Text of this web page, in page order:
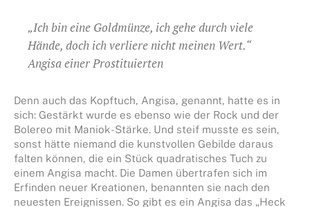
„Ich bin eine Goldmünze, ich gehe durch viele
Hände, doch ich verliere nicht meinen Wert.“
Angisa einer Prostituierten
Denn auch das Kopftuch, Angisa, genannt, hatte es in
sich: Gestärkt wurde es ebenso wie der Rock und der
Bolereo mit Maniok-Stärke. Und steif musste es sein,
sonst hätte niemand die kunstvollen Gebilde daraus
falten können, die ein Stück quadratisches Tuch zu
einem Angisa macht. Die Damen übertrafen sich im
Erfinden neuer Kreationen, benannten sie nach den
neuesten Ereignissen. So gibt es ein Angisa das „Heck